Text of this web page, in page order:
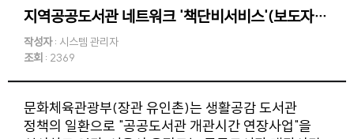
지역공공도서관 네트워크 '책단비서비스'(보도자료)
작성자: 시스템 관리자
조회 : 2369
문화체육관광부(장관 유인촌)는 생활공감 도서관
정책의 일환으로 "공공도서관 개관시간 연장사업"을